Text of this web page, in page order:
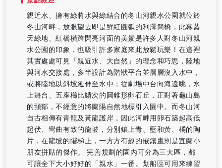
親近水、擁有綠將水與綠結合的冬山河親水公園就位於
冬山河畔，放眼望去即是鮮紅圓弧的利澤簡橋，此幕藍
天綠地、紅橋橫跨閃亮河面的美景是許多人對冬山河親
水公園的印象，也吸引許多家庭來此放鬆玩樂！在這裡
其實處處可見「親近水、大自然」的理念和巧思，陸地
與河水交接處，多半設計為階狀平台並層層沒入水中，
或將陸地以斜坡延伸至水中；從劇場中台向海遠眺，水
上舞台、五座櫛比鱗次的圓錐形卵石丘，正對著龜山島
的頸部，不經意的將蘭陽自然地標引入園中。而冬山河
自古相傳有青龍及黃龍護岸，因此河畔用卵石築起高低
起伏、彎曲有致的龍坡，分別鑲上青、藍和黃、橘的陶
片，在龍坡的階梯上，一方方有趣的嵌鑲畫則是宜蘭小
朋友拼貼的傑作。 完善規劃的園內可分為三大區，都
可讓全下大小好好的「親水」一番。划船區可用來練習